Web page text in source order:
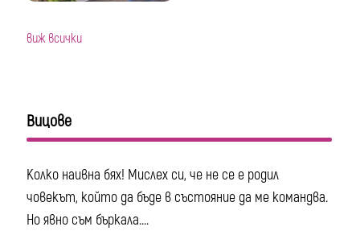
виж всички
Вицове
Колко наивна бях! Мислех си, че не се е родил
човекът, който да бъде в състояние да ме командва.
Но явно съм бъркала....